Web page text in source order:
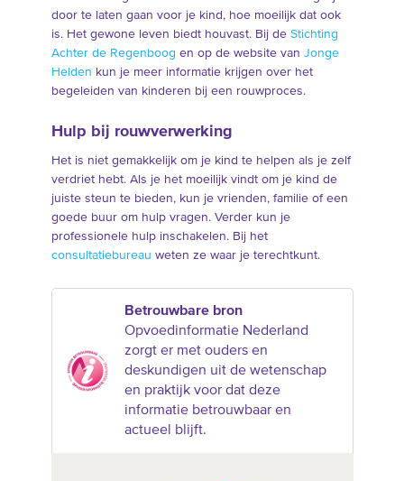
door te laten gaan voor je kind, hoe moeilijk dat ook
is. Het gewone leven biedt houvast. Bij de Stichting
Achter de Regenboog en op de website van Jonge
Helden kun je meer informatie krijgen over het
begeleiden van kinderen bij een rouwproces.
Hulp bij rouwverwerking
Het is niet gemakkelijk om je kind te helpen als je zelf
verdriet hebt. Als je het moeilijk vindt om je kind de
juiste steun te bieden, kun je vrienden, familie of een
goede buur om hulp vragen. Verder kun je
professionele hulp inschakelen. Bij het
consultatiebureau weten ze waar je terechtkunt.
Betrouwbare bron
Opvoedinformatie Nederland
zorgt er met ouders en
deskundigen uit de wetenschap
en praktijk voor dat deze
informatie betrouwbaar en
actueel blijft.